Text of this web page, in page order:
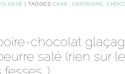
TAGGED CAKE CHATAIGNE ,
chocolat
salé (rien sur